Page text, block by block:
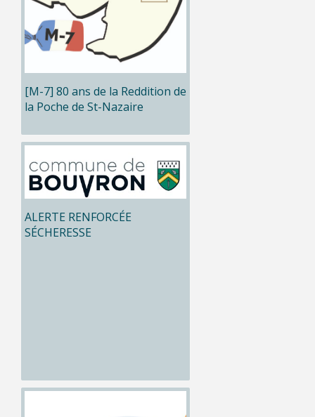
[M-7] 80 ans de la Reddition de
la Poche de St-Nazaire
ALERTE RENFORCÉE
SÉCHERESSE